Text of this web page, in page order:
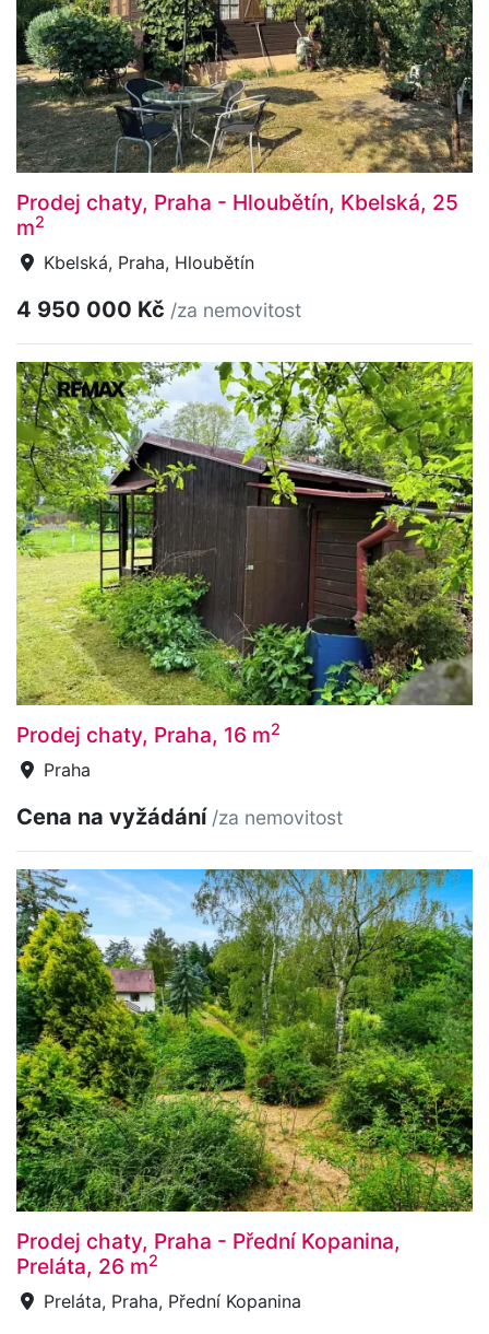
Prodej chaty, Praha - Hloubětín, Kbelská, 25
m2
Kbelská, Praha, Hloubětín
4 950 000 Kč /za nemovitost
Prodej chaty, Praha, 16 m2
Praha
Cena na vyžádání /za nemovitost
Prodej chaty, Praha - Přední Kopanina,
Preláta, 26 m2
Preláta, Praha, Přední Kopanina